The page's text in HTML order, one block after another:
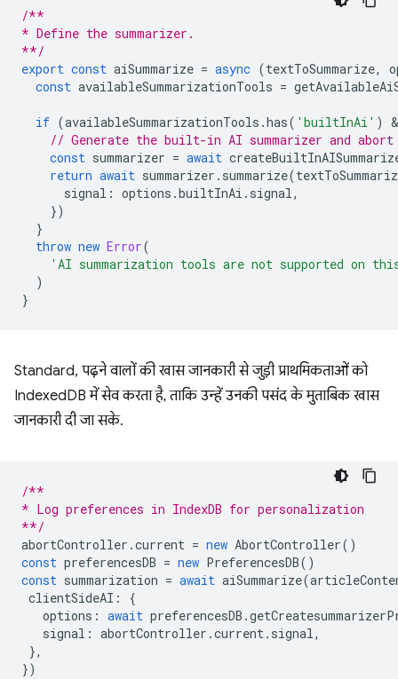
/**
* Define the summarizer.
**/
export const aiSummarize = async (textToSummarize,
const availableSummarizationTools =
if (availableSummarizationTools .has( 'builtInAi' )
// Generate the built-in AI summarizer and
const summarizer = await
return await summarizer . summarize(
signal : options .builtInAi . signal,
})
}
throw new Error(
'AI summarization tools are not supported on
)
}
Standard, पढ़ने वालों की खास जानकारी से जुड़ी प्राथमिकताओं को
IndexedDB में सेव करता है, ताकि उन्हें उनकी पसंद के मुताबिक खास
जानकारी दी जा सके.
/**
* Log preferences in IndexDB for personalization
**/
abortController .current = new AbortController()
const preferencesDB = new PreferencesDB()
const summarization = await aiSummarize(
clientSideAI :
{
options : await preferencesDB .
signal : abortController .current. signal,
},
})